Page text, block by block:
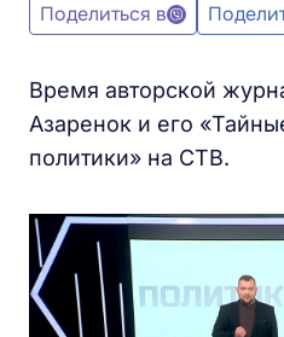
Поделиться в
Время авторской
Азаренок и его
политики» на СТВ.